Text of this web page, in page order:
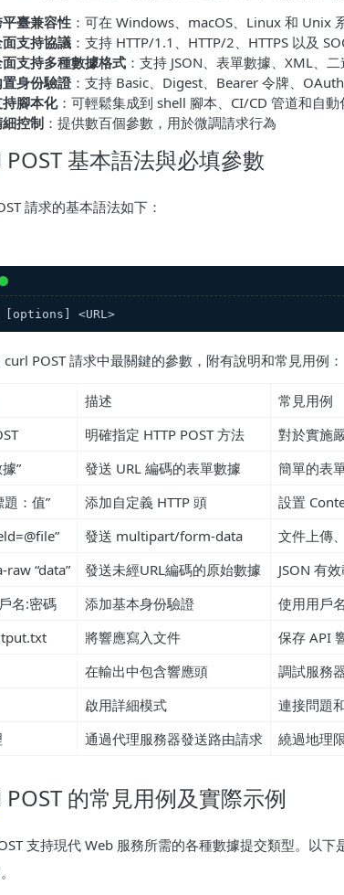
平臺兼容性 ：可在 Windows、macOS、Linux 和 Unix
支持協議 ：支持 HTTP/1.1、HTTP/2、HTTPS 以及
支持多種數據格式 ：支持 JSON、表單數據、XML、
置身份驗證 ：支持 Basic、Digest、Bearer 令牌、
腳本化：可輕鬆集成到 shell 腳本、CI/CD 管道和自動
控制 ：提供數百個參數，用於微調請求行為
基本語法與必填參數
請求的基本語法如下：
[options] <URL>
curl POST 請求中最關鍵的參數，附有說明和常見用例：
描述
常見用例
明確指定 HTTP POST 方法
對於實施
”
發送 URL 編碼的表單數據
簡單的表
題：值”
添加自定義 HTTP 頭
設置
發送 multipart/form-data
文件上傳
raw “data”
發送未經URL編碼的原始數據
JSON 有
名:密碼
添加基本身份驗證
使用用戶
將響應寫入文件
保存 API
在輸出中包含響應頭
調試服務
啟用詳細模式
連接問題
通過代理服務器發送路由請求 繞過地理
的常見用例及實際示例
支持現代 Web 服務所需的各種數據提交類型。以